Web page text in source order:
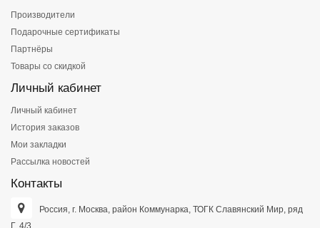
Производители
Подарочные сертификаты
Партнёры
Товары со скидкой
Личный кабинет
Личный кабинет
История заказов
Мои закладки
Рассылка новостей
Контакты
Россия, г. Москва, район Коммунарка, ТОГК Славянский Мир, ряд
Г, 4/3